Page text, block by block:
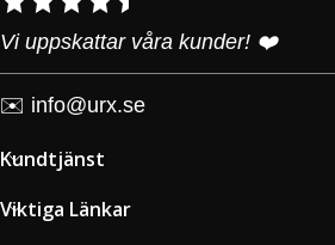
Vi uppskattar våra kunder! ❤️
✉️ info@urx.se
Kundtjänst
Viktiga Länkar